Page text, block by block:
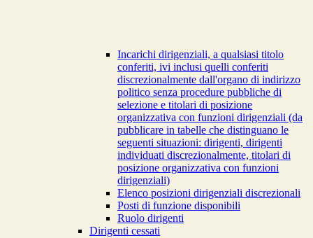
Incarichi dirigenziali, a qualsiasi titolo
conferiti, ivi inclusi quelli conferiti
discrezionalmente dall'organo di indirizzo
politico senza procedure pubbliche di
selezione e titolari di posizione
organizzativa con funzioni dirigenziali (da
pubblicare in tabelle che distinguano le
seguenti situazioni: dirigenti, dirigenti
individuati discrezionalmente, titolari di
posizione organizzativa con funzioni
dirigenziali)
Elenco posizioni dirigenziali discrezionali
Posti di funzione disponibili
Ruolo dirigenti
Dirigenti cessati